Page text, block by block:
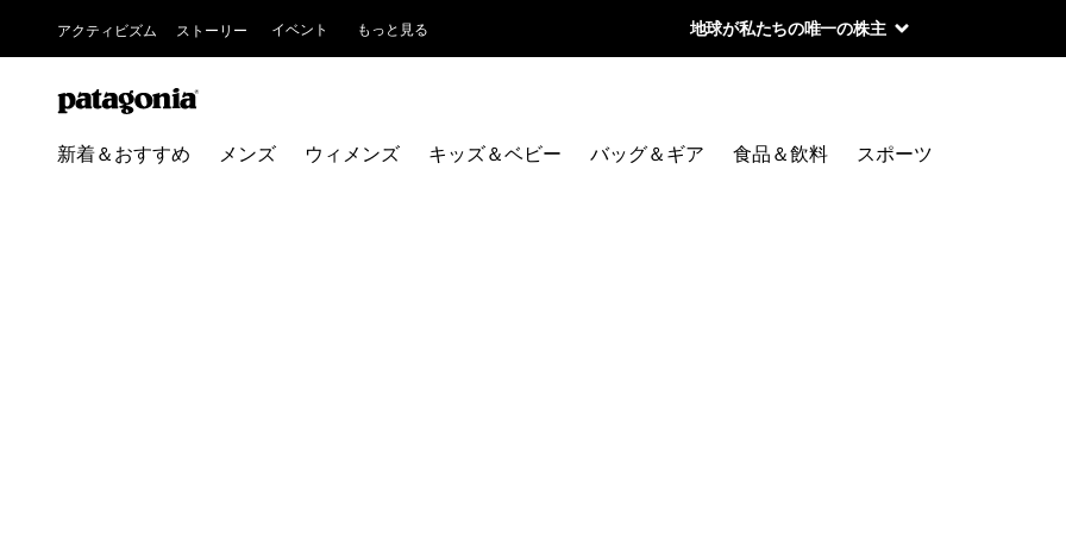
アクティビズム ストーリー イベント もっと見る 地球が私たちの唯一の株主
新着＆おすすめ メンズ ウィメンズ キッズ＆ベビー バッグ＆ギア 食品＆飲料 スポーツ